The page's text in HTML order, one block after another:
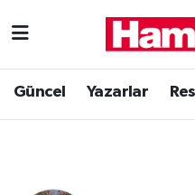
Güncel Yazarlar
Güncel
Muğla Nöbetçi